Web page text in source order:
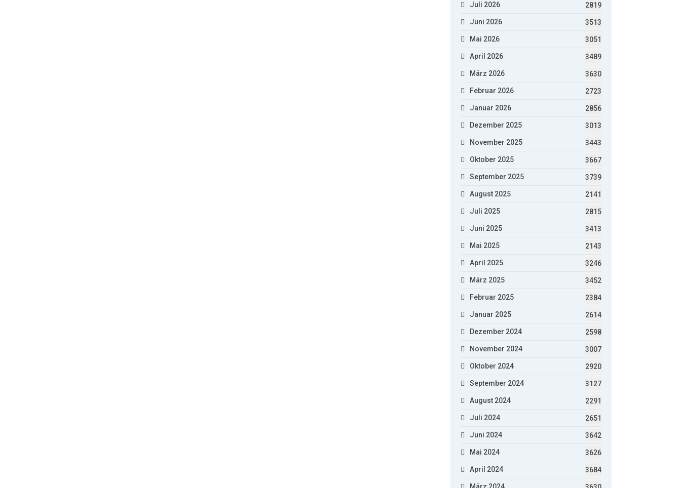
Juli 2026 2819
Juni 2026 3513
Mai 2026 3051
April 2026 3489
März 2026 3630
Februar 2026 2723
Januar 2026 2856
Dezember 2025 3013
November 2025 3443
Oktober 2025 3667
September 2025 3739
August 2025 2141
Juli 2025 2815
Juni 2025 3413
Mai 2025 2143
April 2025 3246
März 2025 3452
Februar 2025 2384
Januar 2025 2614
Dezember 2024 2598
November 2024 3007
Oktober 2024 2920
September 2024 3127
August 2024 2291
Juli 2024 2651
Juni 2024 3642
Mai 2024 3626
April 2024 3684